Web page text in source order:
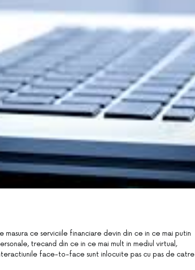
masura ce serviciile financiare devin din ce in ce mai putin
trecand din ce in ce mai mult in mediul virtual,
face-to-face sunt inlocuite pas cu pas de catre